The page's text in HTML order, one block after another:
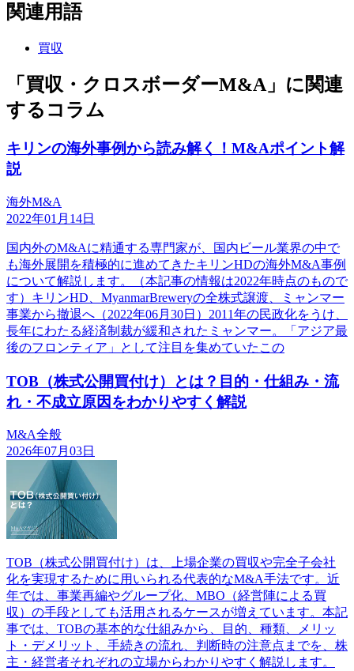
関連用語
買収
「買収・クロスボーダーM&A」に関連
するコラム
キリンの海外事例から読み解く！M&Aポイント解
説
海外M&A
2022年01月14日
国内外のM&Aに精通する専門家が、国内ビール業界の中で
も海外展開を積極的に進めてきたキリンHDの海外M&A事例
について解説します。（本記事の情報は2022年時点のもので
す）キリンHD、MyanmarBreweryの全株式譲渡、ミャンマー
事業から撤退へ（2022年06月30日）2011年の民政化をうけ、
長年にわたる経済制裁が緩和されたミャンマー。「アジア最
後のフロンティア」として注目を集めていたこの
TOB（株式公開買付け）とは？目的・仕組み・流
れ・不成立原因をわかりやすく解説
M&A全般
2026年07月03日
TOB（株式公開買付け）は、上場企業の買収や完全子会社
化を実現するために用いられる代表的なM&A手法です。近
年では、事業再編やグループ化、MBO（経営陣による買
収）の手段としても活用されるケースが増えています。本記
事では、TOBの基本的な仕組みから、目的、種類、メリッ
ト・デメリット、手続きの流れ、判断時の注意点までを、株
主・経営者それぞれの立場からわかりやすく解説します。